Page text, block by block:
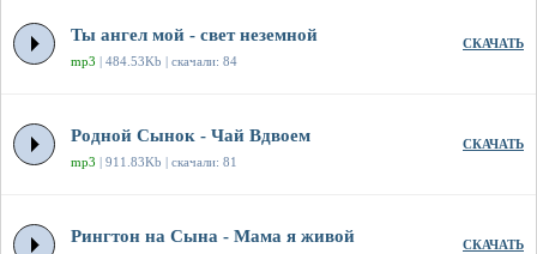
Ты ангел мой - свет неземной
mp3 | 484.53Kb | скачали: 84
СКАЧАТЬ
Родной Сынок - Чай Вдвоем
mp3 | 911.83Kb | скачали: 81
СКАЧАТЬ
Рингтон на Сына - Мама я живой СКАЧАТЬ